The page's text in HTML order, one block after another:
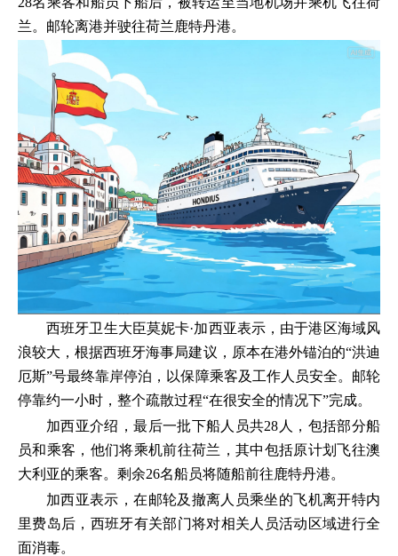
兰。邮轮离港并驶往荷兰鹿特丹港。
西班牙卫生大臣莫妮卡·加西亚表示，由于港区海域风
浪较大，根据西班牙海事局建议，原本在港外锚泊的“洪迪
厄斯”号最终靠岸停泊，以保障乘客及工作人员安全。邮轮
停靠约一小时，整个疏散过程“在很安全的情况下”完成。
加西亚介绍，最后一批下船人员共28人，包括部分船
员和乘客，他们将乘机前往荷兰，其中包括原计划飞往澳
大利亚的乘客。剩余26名船员将随船前往鹿特丹港。
加西亚表示，在邮轮及撤离人员乘坐的飞机离开特内
里费岛后，西班牙有关部门将对相关人员活动区域进行全
面消毒。